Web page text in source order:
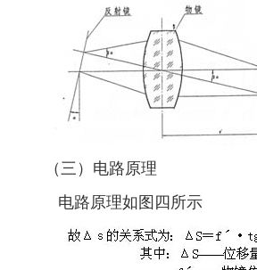
（三）电路原理
电路原理如图四所示